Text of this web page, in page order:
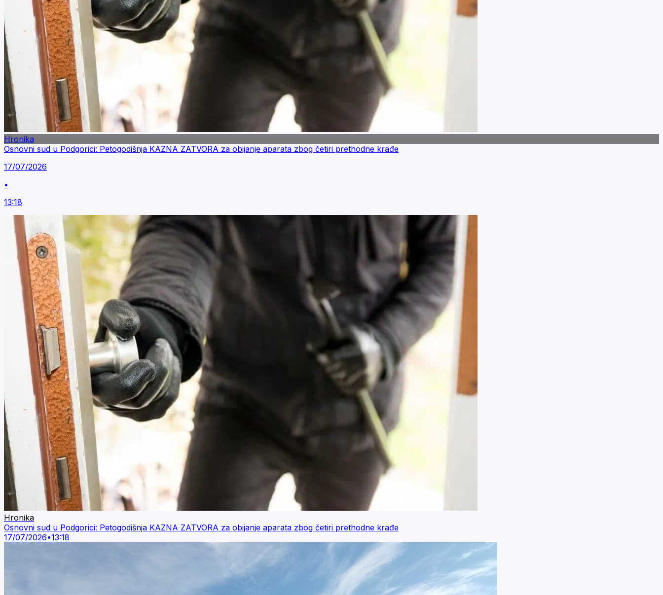
Hronika
Osnovni sud u Podgorici: Petogodišnja KAZNA ZATVORA za obijanje aparata zbog četiri prethodne krađe
17/07/2026
•
13:18
Hronika
Osnovni sud u Podgorici: Petogodišnja KAZNA ZATVORA za obijanje aparata zbog četiri prethodne krađe
17/07/2026•13:18